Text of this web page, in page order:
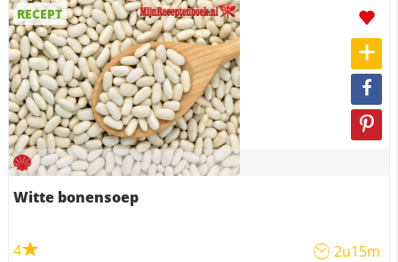
RECEPT
Witte bonensoep
4 2u15m